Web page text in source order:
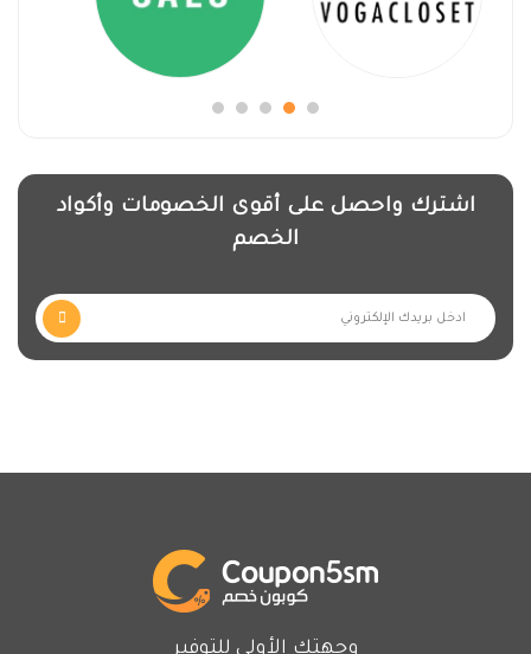
اشترك واحصل على أقوى الخصومات وأكواد
الخصم
وجهتك الأولى للتوفير